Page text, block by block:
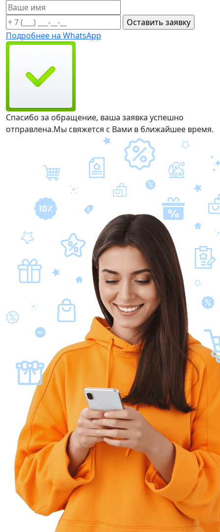
Подробнее на WhatsApp
Спасибо за обращение, ваша заявка успешно
отправлена.Мы свяжется с Вами в ближайшее время.